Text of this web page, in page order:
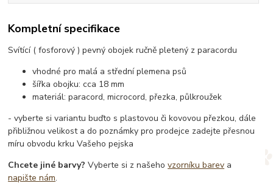
Kompletní specifikace
Svítící ( fosforový ) pevný obojek ručně pletený z paracordu
vhodné pro malá a střední plemena psů
šířka obojku: cca 18 mm
materiál: paracord, microcord, přezka, půlkroužek
- vyberte si variantu buďto s plastovou či kovovou přezkou, dále
přibližnou velikost a do poznámky pro prodejce zadejte přesnou
míru obvodu krku Vašeho pejska
Chcete jiné barvy? Vyberte si z našehovzorníku barev a
napište nám.